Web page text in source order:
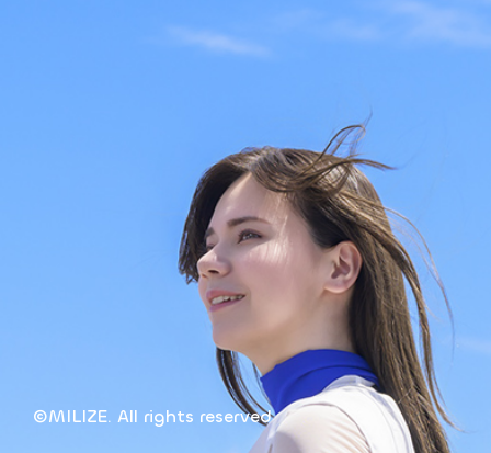
©MILIZE. All rights reserved